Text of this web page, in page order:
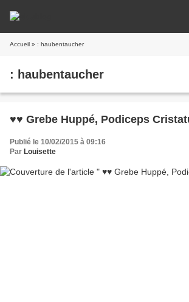
Accueil » : haubentaucher
: haubentaucher
♥♥ Grebe Huppé, Podiceps
Publié le 10/02/2015 à 09:16
Par Louisette